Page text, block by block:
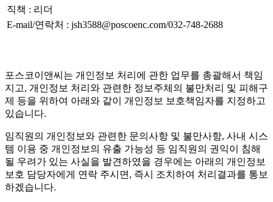
직책 : 리더
E-mail/연락처 : jsh3588@poscoenc.com/032-748-2688
포스코이앤씨는 개인정보 처리에 관한 업무를 총괄해서 책임
지고, 개인정보 처리와 관련한 정보주체의 불만처리 및 피해구
제 등을 위하여 아래와 같이 개인정보 보호책임자를 지정하고
있습니다.
임직원의 개인정보와 관련한 문의사항 및 불만사항, 사내 시스
템 이용 중 개인정보의 유출 가능성 등 임직원의 권익이 침해
될 우려가 있는 사실을 발견하였을 경우에는 아래의 개인정보
보호 담당자에게 연락 주시면, 즉시 조치하여 처리결과를 통보
하겠습니다.